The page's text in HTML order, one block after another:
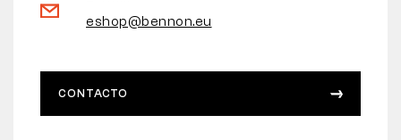
eshop@bennon.eu
CONTACTO